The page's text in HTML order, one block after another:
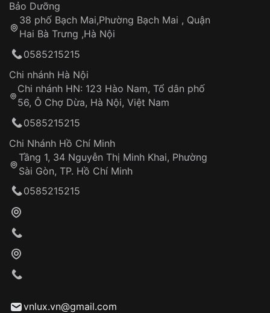
Thời gian tính từ khi xác nhận đơn hàng thành
công
Hotline: 0585 215 215
Từ khóa SEO:
Khách hàng kiểm tra và thanh toán trực tiếp
Từ khóa SEO:
Sản phẩm đã bị:
Tự ý sửa chữa
thống VNLUX
Đảm bảo quyền lợi khách hàng
Đồng hành cùng khách hàng trong suốt quá
trình sử dụng
Bảo Dưỡng
38 phố Bạch Mai,Phường Bạch Mai , Quận
Hai Bà Trưng ,Hà Nội
0585215215
Chi nhánh Hà Nội
Chi nhánh HN: 123 Hào Nam, Tổ dân phố
56, Ô Chợ Dừa, Hà Nội, Việt Nam
0585215215
Chi Nhánh Hồ Chí Minh
Tầng 1, 34 Nguyễn Thị Minh Khai, Phường
Sài Gòn, TP. Hồ Chí Minh
0585215215
vnlux.vn@gmail.com